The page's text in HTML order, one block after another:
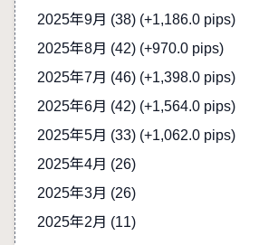
2025年9月 (38) (+1,186.0 pips)
2025年8月 (42) (+970.0 pips)
2025年7月 (46) (+1,398.0 pips)
2025年6月 (42) (+1,564.0 pips)
2025年5月 (33) (+1,062.0 pips)
2025年4月 (26)
2025年3月 (26)
2025年2月 (11)